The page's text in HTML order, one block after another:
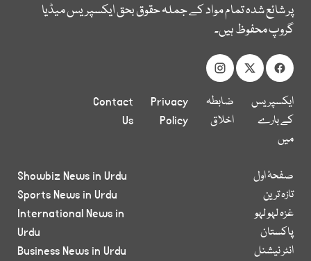
پر شائع شدہ تمام مواد کے جملہ حقوق بحق ایکسپریس میڈیا
گروپ محفوظ ہیں۔
ایکسپریس
کے بارے
میں
ضابطہ
اخلاق
Privacy
Policy
Contact
Us
صفحۂ اول
تازہ ترین
غزہ لہو لہو
پاکستان
انٹر نیشنل
Showbiz News in Urdu
Sports News in Urdu
International News in
Urdu
Business News in Urdu